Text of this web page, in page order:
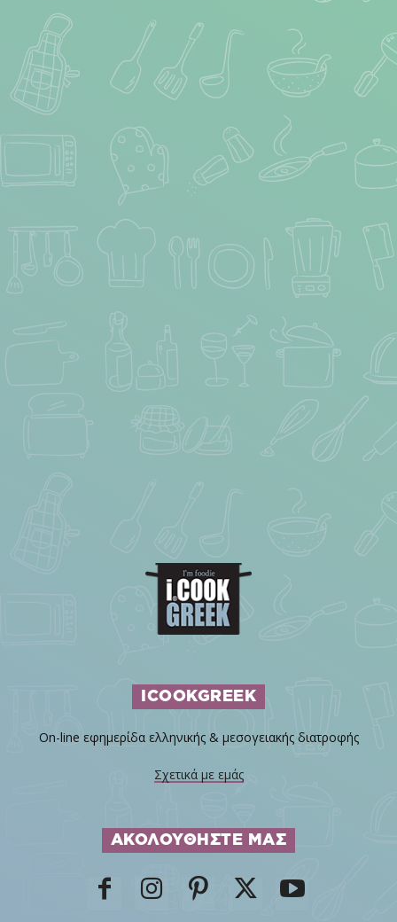
ICOOKGREEK
On-line εφημερίδα ελληνικής & μεσογειακής διατροφής
Σχετικά με εμάς
ΑΚΟΛΟΥΘΗΣΤΕ ΜΑΣ